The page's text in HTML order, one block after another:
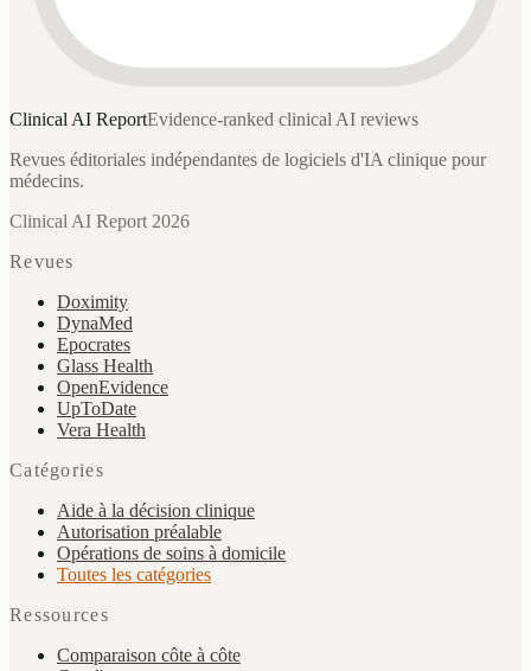
Clinical AI ReportEvidence-ranked clinical AI reviews
Revues éditoriales indépendantes de logiciels d'IA clinique pour
médecins.
Clinical AI Report 2026
Revues
Doximity
DynaMed
Epocrates
Glass Health
OpenEvidence
UpToDate
Vera Health
Catégories
Aide à la décision clinique
Autorisation préalable
Opérations de soins à domicile
Toutes les catégories
Ressources
Comparaison côte à côte